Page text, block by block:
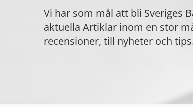
Vi har som mål att bli Sveriges
aktuella Artiklar inom en stor
recensioner, till nyheter och